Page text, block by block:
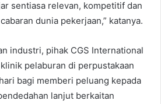
sentiasa relevan, kompetitif dan
dunia pekerjaan,” katanya.
industri, pihak CGS International
pelaburan di perpustakaan
bagi memberi peluang kepada
lanjut berkaitan